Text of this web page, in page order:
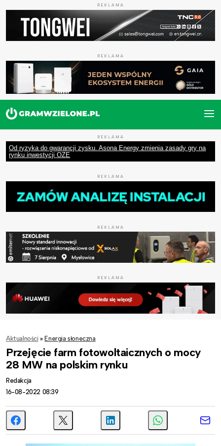
REKLAMA
REKLAMA
REKLAMA
Od ryzyka do gwarancji zysku. Asona Energy zmienia zasady gry na
rynku inwestycji OZE
REKLAMA
REKLAMA
REKLAMA
Aktualności » Energia słoneczna
Przejęcie farm fotowoltaicznych o mocy
28 MW na polskim rynku
Redakcja
16-08-2022 08:39